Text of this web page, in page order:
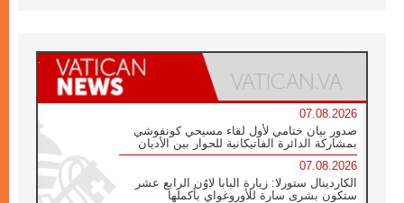
07.08.2026
صدور بيان ختامي لأول لقاء مسيحي كونفوشي
بمشاركة الدائرة الفاتيكانية للحوار بين الأديان
07.08.2026
الكاردينال ستورلا: زيارة البابا لاوُن الرابع عشر
ستكون بشرى سارة للأوروغواي بأكملها